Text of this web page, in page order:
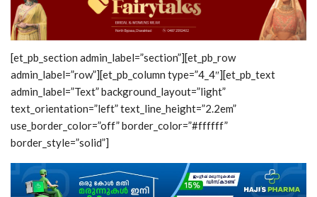
[et_pb_section admin_label=”section”][et_pb_row
admin_label=”row”][et_pb_column type=”4_4″][et_pb_text
admin_label=”Text” background_layout=”light”
text_orientation=”left” text_line_height=”2.2em”
use_border_color=”off” border_color=”#ffffff”
border_style=”solid”]